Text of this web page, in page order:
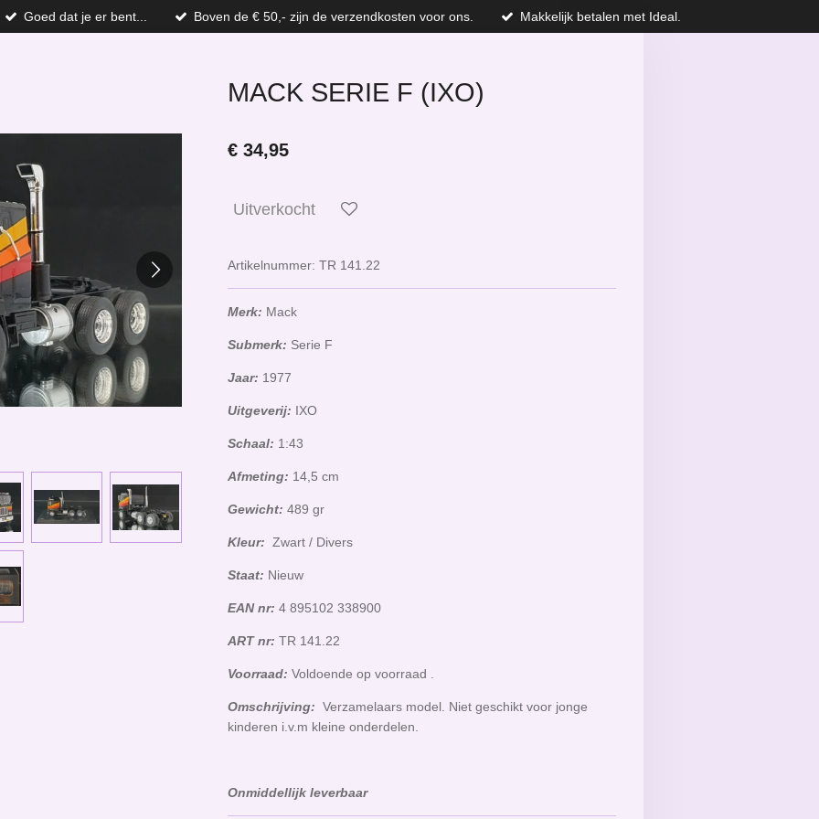
Goed dat je er bent... Boven de € 50,- zijn de verzendkosten voor ons. Makkelijk betalen met Ideal.
MACK SERIE F (IXO)
€ 34,95
Uitverkocht
Artikelnummer: TR 141.22
Merk: Mack
Submerk: Serie F
Jaar: 1977
Uitgeverij: IXO
Schaal: 1:43
Afmeting: 14,5 cm
Gewicht: 489 gr
Kleur: Zwart / Divers
Staat: Nieuw
EAN nr: 4 895102 338900
ART nr: TR 141.22
Voorraad: Voldoende op voorraad .
Omschrijving: Verzamelaars model. Niet geschikt voor jonge
kinderen i.v.m kleine onderdelen.
Onmiddellijk leverbaar